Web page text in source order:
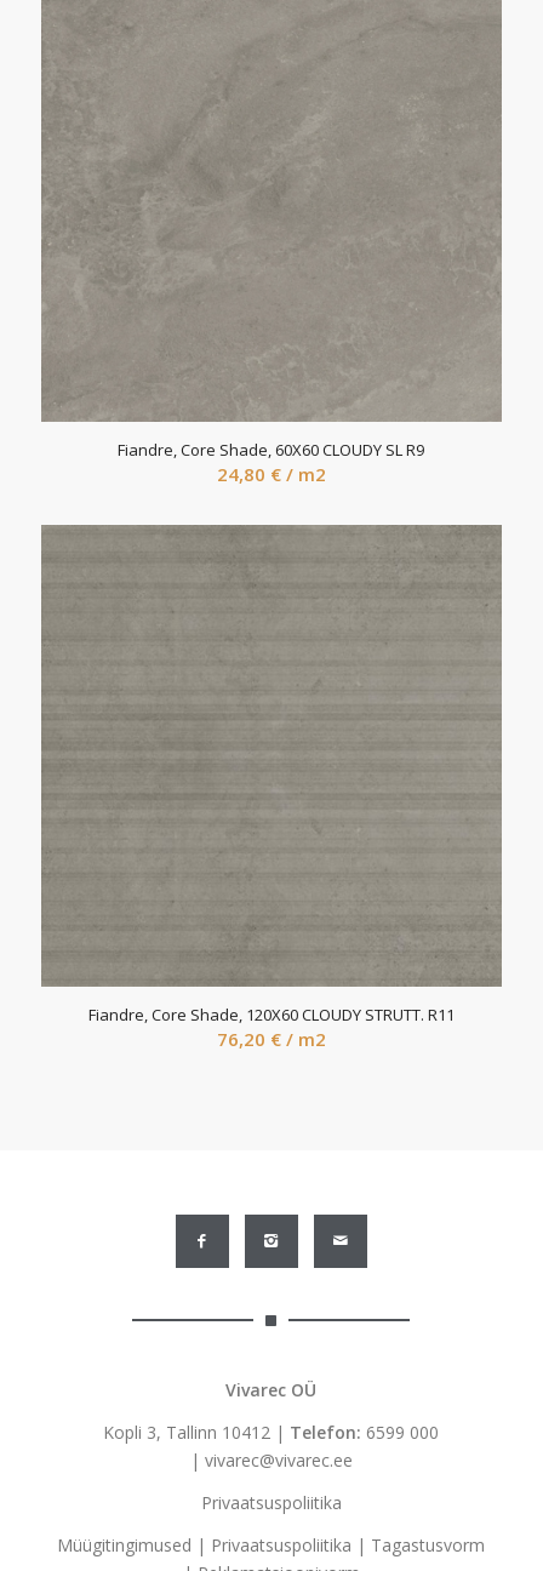
Fiandre, Core Shade, 60X60 CLOUDY SL R9
24,80 € / m2
Fiandre, Core Shade, 120X60 CLOUDY STRUTT. R11
76,20 € / m2
Vivarec OÜ
Kopli 3, Tallinn 10412 | Telefon: 6599 000
| vivarec@vivarec.ee
Privaatsuspoliitika
Müügitingimused | Privaatsuspoliitika | Tagastusvorm